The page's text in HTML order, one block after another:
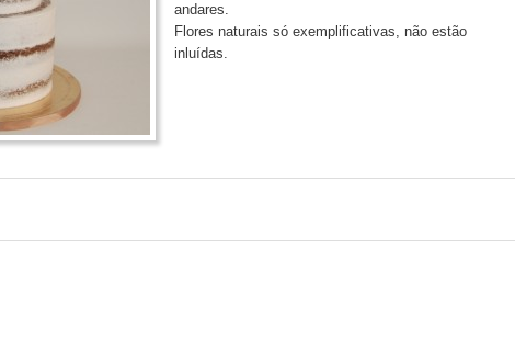
andares.
Flores naturais só exemplificativas, não estão
inluídas.